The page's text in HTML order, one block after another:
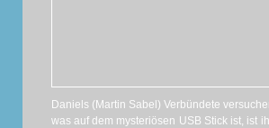
Daniels (Martin Sabel) Verbündete
was auf dem mysteriösen USB Stick ist, ist